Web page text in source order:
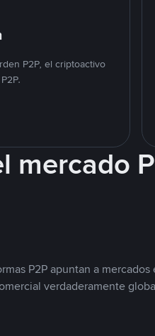
P2P, el criptoactivo
mercado
P2P apuntan a
verdaderamente